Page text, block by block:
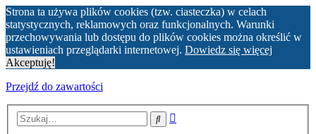
Strona ta używa plików cookies (tzw. ciasteczka) w celach
statystycznych, reklamowych oraz funkcjonalnych. Warunki
przechowywania lub dostępu do plików cookies można określić w
ustawieniach przeglądarki internetowej. Dowiedz się więcej
Akceptuję!
Przejdź do zawartości
Szukaj